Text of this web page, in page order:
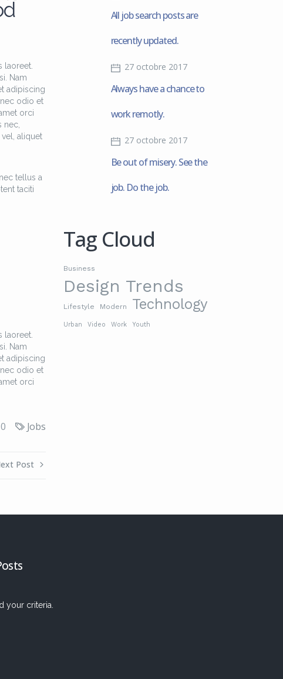
laoreet.
Nam
adipiscing
odio et
orci
nec,
aliquet
tellus a
taciti
laoreet.
Nam
adipiscing
odio et
orci
0 Jobs
Post
All job search posts are
recently updated.
27 octobre 2017
Always have a chance to
work remotly.
27 octobre 2017
Be out of misery. See the
job. Do the job.
Tag Cloud
Business
Design Trends
Lifestyle Modern Technology
Urban Video Work Youth
your criteria.